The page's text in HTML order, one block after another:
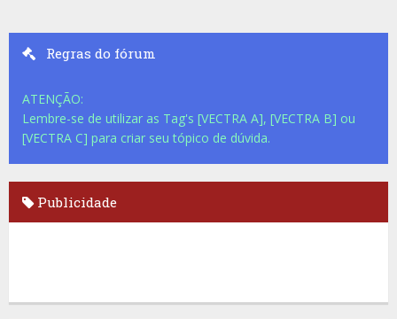
Regras do fórum
ATENÇÃO:
Lembre-se de utilizar as Tag's [VECTRA A], [VECTRA B] ou
[VECTRA C] para criar seu tópico de dúvida.
Publicidade